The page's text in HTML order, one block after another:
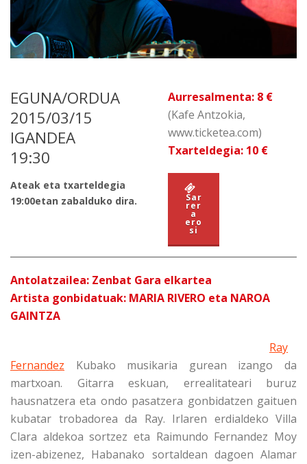
EGUNA/ORDUA
2015/03/15
IGANDEA
19:30
Ateak eta txarteldegia
19:00etan zabalduko dira.
Aurresalmenta: 8 €
(Kafe Antzokia,
www.ticketea.com)
Txarteldegia: 10 €
Sar
rer
a
ero
si
Antolatzailea: Zenbat Gara elkartea
Artista gonbidatuak: MARIA RIVERO eta NAROA
GAINTZA
Ray
Fernandez Kubako musikaria gurean izango da
martxoan. Gitarra eskuan, errealitateari buruz
hausnatzera eta ondo pasatzera gonbidatzen gaituen
kubatar trobadorea da Ray. Irlaren erdialdeko Villa
Clara aldekoa sortzez eta Raimundo Fernandez Moy
izen-abizenez, Habanako sortaldean dagoen Alamar